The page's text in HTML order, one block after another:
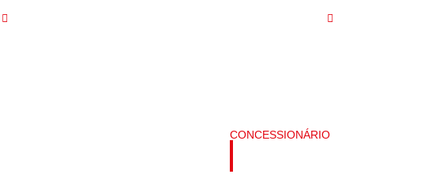
CONCESSIONÁRIO